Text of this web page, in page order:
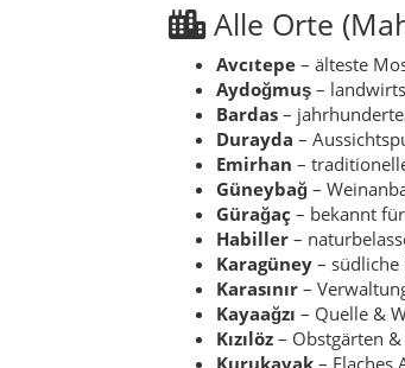
Alle Orte
Avcıtepe – älteste
Aydoğmuş –
Bardas –
Durayda –
Emirhan –
Güneybağ –
Gürağaç – bekannt
Habiller –
Karagüney – südliche
Karasınır –
Kayaağzı – Quelle &
Kızılöz – Obstgärten
Kurukavak – Flaches